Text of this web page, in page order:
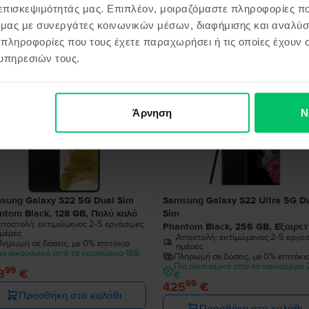
μας. Επιπλέον, μοιραζόμαστε πληροφορίες
μας με συνεργάτες κοινωνικών μέσων, διαφήμισης και
που τους έχετε παραχωρήσει ή τις οποίες έχουν
τους.
Άρνηση
παρόμοια με την
Galaxy S22 5G Dual Sim
Black, 128 GB, Πολύ καλό
εκτιμώμενος 2-5 εργάσιμες
σε δόσεις, με 0% επιτόκιο
οικονομικό από το καινούργιο 198
99€
Προσθήκη στο καλάθι
Samsung Galaxy S22 Ultra 5G
Sim
Phantom Black, 256 GB,
Αποστολή: εκτιμώμενος 2-5
ημέρες
Πληρωμή σε δόσεις, με 0%
Πιο οικονομικό από το καινούργιο
€
42599 €